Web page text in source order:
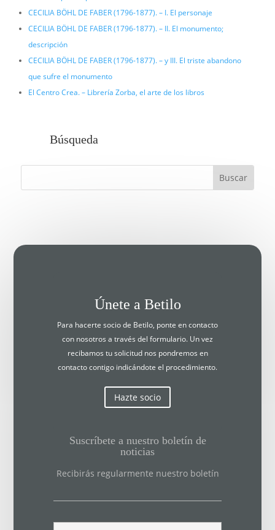
CECILIA BÖHL DE FABER (1796-1877). – I. El personaje
CECILIA BÖHL DE FABER (1796-1877). – II. El monumento;
descripción
CECILIA BÖHL DE FABER (1796-1877). – y III. El triste abandono
que sufre el monumento
El Centro Crea. – Librería Zorba, el arte de los libros
Búsqueda
Únete a Betilo
Para hacerte socio de Betilo, ponte en contacto
con nosotros a través del formulario. Un vez
recibamos tu solicitud nos pondremos en
contacto contigo indicándote el procedimiento.
Hazte socio
Suscríbete a nuestro boletín de
noticias
Recibirás regularmente nuestro boletín